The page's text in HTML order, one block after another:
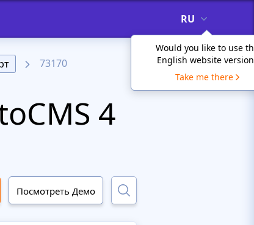
RU
Would you like to use
English website
Take me there
73170
4
Посмотреть Демо